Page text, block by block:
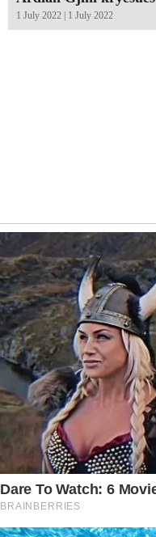
1 July 2022 | 1 July 2022